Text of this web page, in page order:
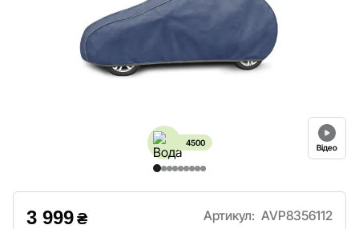
4500 Відео
3 999₴ Артикул: AVP8356112